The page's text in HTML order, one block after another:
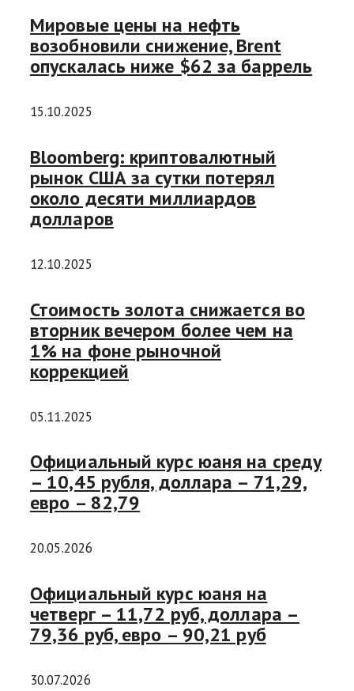
Мировые цены на нефть
возобновили снижение, Brent
опускалась ниже $62 за баррель
15.10.2025
Bloomberg: криптовалютный
рынок США за сутки потерял
около десяти миллиардов
долларов
12.10.2025
Стоимость золота снижается во
вторник вечером более чем на
1% на фоне рыночной
коррекцией
05.11.2025
Официальный курс юаня на среду
– 10,45 рубля, доллара – 71,29,
евро – 82,79
20.05.2026
Официальный курс юаня на
четверг – 11,72 руб, доллара –
79,36 руб, евро – 90,21 руб
30.07.2026